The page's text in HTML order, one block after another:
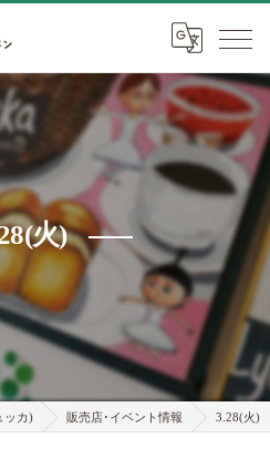
火)
ッカ) 販売店･イベント情報 3.28(火)